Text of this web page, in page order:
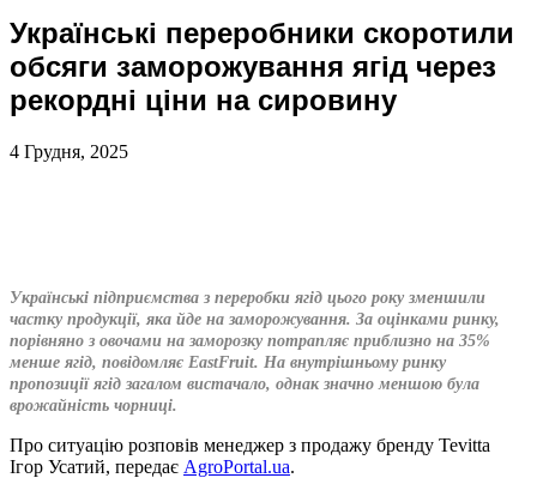
Українські переробники скоротили
обсяги заморожування ягід через
рекордні ціни на сировину
4 Грудня, 2025
Українські підприємства з переробки ягід цього року зменшили
частку продукції, яка йде на заморожування. За оцінками ринку,
порівняно з овочами на заморозку потрапляє приблизно на 35%
менше ягід, повідомляє EastFruit. На внутрішньому ринку
пропозиції ягід загалом вистачало, однак значно меншою була
врожайність чорниці.
Про ситуацію розповів менеджер з продажу бренду Tevitta
Ігор Усатий, передає AgroPortal.ua.